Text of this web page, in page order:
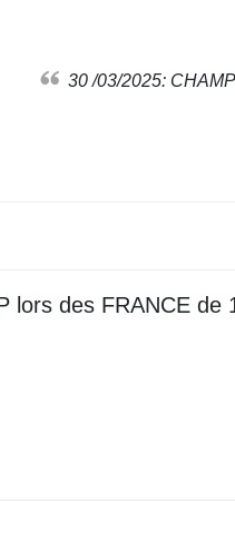
30 /03/2025:
lors des FRANCE de